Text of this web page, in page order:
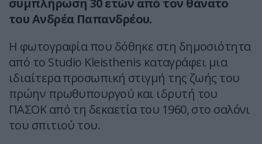
συμπλήρωση 30 ετών από τον θάνατο
του Ανδρέα Παπανδρέου.
Η φωτογραφία που δόθηκε στη δημοσιότητα
από το Studio Kleisthenis καταγράφει μια
ιδιαίτερα προσωπική στιγμή της ζωής του
πρώην πρωθυπουργού και ιδρυτή του
ΠΑΣΟΚ από τη δεκαετία του 1960, στο σαλόνι
του σπιτιού του.